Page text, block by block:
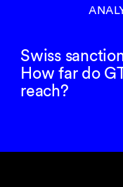
Swiss
How far do
reach?